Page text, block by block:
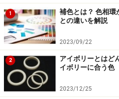
オフホワイトは無彩色（色み
クリームイエローは有彩色（
ージュはくすんでいて、クリ
す。ファッションなどの製品
とおりではありませんが、色
の違いあります。
1
補色とは？ 色相環
との違いを解説
2023/09/22
2
アイボリーとはど
イボリーに合う色
2023/12/25